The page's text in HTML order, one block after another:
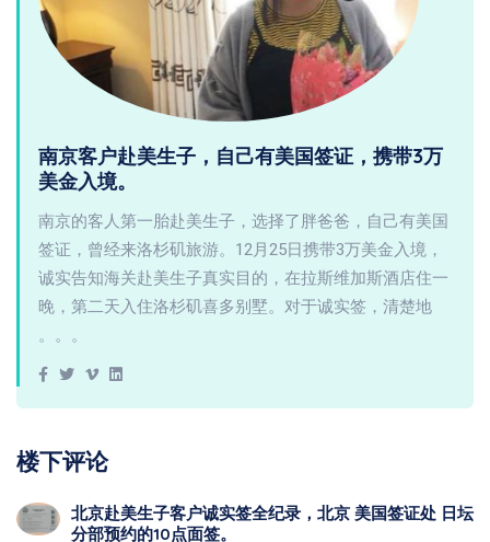
南京客户赴美生子，自己有美国签证，携带3万
美金入境。
南京的客人第一胎赴美生子，选择了胖爸爸，自己有美国
签证，曾经来洛杉矶旅游。12月25日携带3万美金入境，
诚实告知海关赴美生子真实目的，在拉斯维加斯酒店住一
晚，第二天入住洛杉矶喜多别墅。对于诚实签，清楚地
。。。
楼下评论
北京赴美生子客户诚实签全纪录，北京 美国签证处 日坛
分部预约的10点面签。